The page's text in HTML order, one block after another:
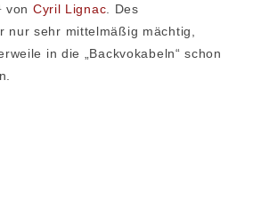
von Cyril Lignac . Des
nur sehr mittelmäßig mächtig,
in die „Backvokabeln“ schon